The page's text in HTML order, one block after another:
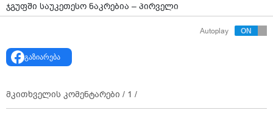
ჯგუფში საუკეთესო ნაკრებია – პირველი
ადგილისთვის ბრძოლაში უშუალო კონკურენტი
ჩრდილოეთ მაკედონია მეორედაც დაამარცხა.
ამ მოგებით ვილი სანიოლის გაწვრთნილმა გუნდმა
საგზური მოიპოვა, სადაც მისი მეტოქე უახლოეს
პერიოდში გაირკვევა.
Autoplay
გაზიარება
მკითხველის კომენტარები / 1 /